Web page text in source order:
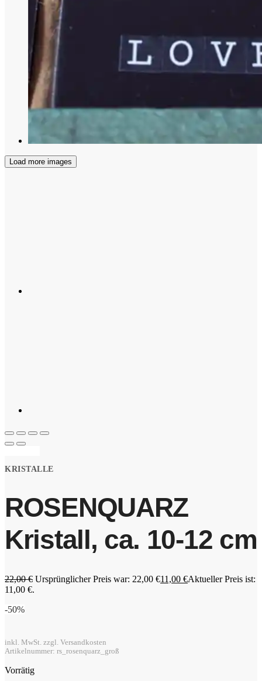
Load more images
KRISTALLE
ROSENQUARZ
Kristall, ca. 10-12 cm
22,00€ Ursprünglicher Preis war: 22,00 €11,00 €Aktueller Preis ist:
11,00 €.
-50%
inkl. MwSt. zzgl. Versandkosten
Artikelnummer: rs_rosenquarz_groß
Vorrätig